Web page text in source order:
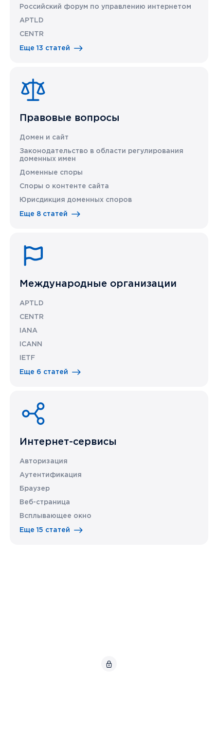
Российский форум по управлению интернетом
APTLD
CENTR
Еще 13 статей
Правовые вопросы
Домен и сайт
Законодательство в области регулирования
доменных имен
Доменные споры
Споры о контенте сайта
Юрисдикция доменных споров
Еще 8 статей
Международные организации
APTLD
CENTR
IANA
ICANN
IETF
Еще 6 статей
Интернет-сервисы
Авторизация
Аутентификация
Браузер
Веб-страница
Всплывающее окно
Еще 15 статей